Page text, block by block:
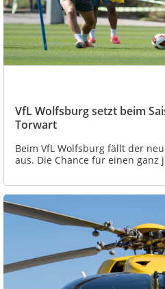
VfL Wolfsburg setzt beim
Torwart
Beim VfL Wolfsburg fällt der
aus. Die Chance für einen ganz